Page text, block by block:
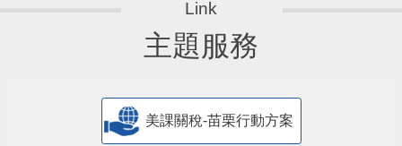
主題服務
美課關稅-苗栗行動方案